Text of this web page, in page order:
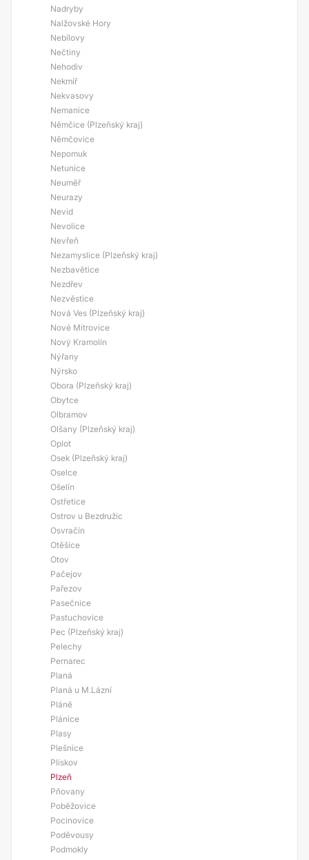
Nadryby
Nalžovské Hory
Nebílovy
Nečtiny
Nehodiv
Nekmíř
Nekvasovy
Nemanice
Němčice (Plzeňský kraj)
Němčovice
Nepomuk
Netunice
Neuměř
Neurazy
Nevid
Nevolice
Nevřeň
Nezamyslice (Plzeňský kraj)
Nezbavětice
Nezdřev
Nezvěstice
Nová Ves (Plzeňský kraj)
Nové Mitrovice
Nový Kramolín
Nýřany
Nýrsko
Obora (Plzeňský kraj)
Obytce
Olbramov
Olšany (Plzeňský kraj)
Oplot
Osek (Plzeňský kraj)
Oselce
Ošelín
Ostřetice
Ostrov u Bezdružic
Osvračín
Otěšice
Otov
Pačejov
Pařezov
Pasečnice
Pastuchovice
Pec (Plzeňský kraj)
Pelechy
Pernarec
Planá
Planá u M.Lázní
Pláně
Plánice
Plasy
Plešnice
Plískov
Plzeň
Pňovany
Poběžovice
Pocinovice
Poděvousy
Podmokly